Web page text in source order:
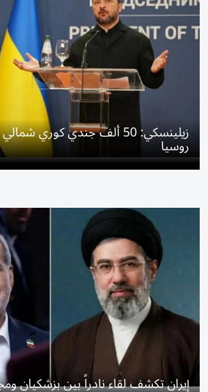
زيلينسكي: 50 ألف جندي كوري
روسيا
إيران تكشف لقاء نادراً بين بزشكيان